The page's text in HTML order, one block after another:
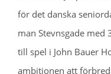
för det danska
man Stevnsgade
till spel i John Bauer
ambitionen att